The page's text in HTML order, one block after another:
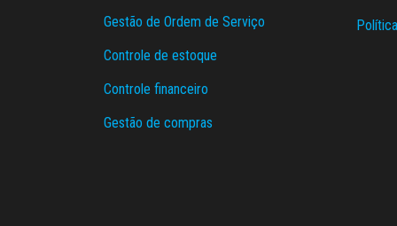
Gestão de Ordem de Serviço
Controle de estoque
Controle financeiro
Gestão de compras